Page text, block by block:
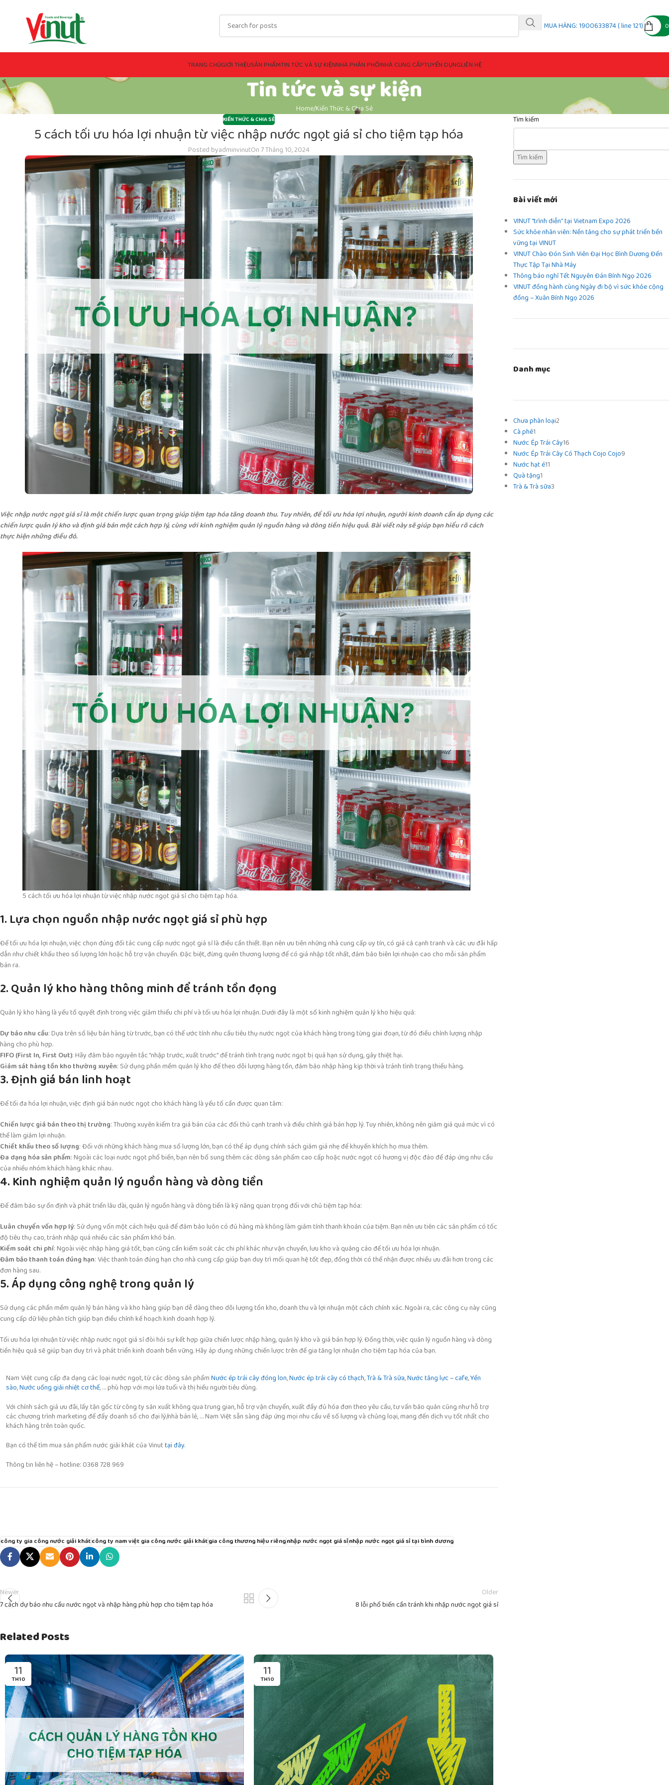
MUA HÀNG: 1900633874 ( line 121)
TRANG CHỦGIỚI THIỆUSẢN PHẨMTIN TỨC VÀ SỰ KIỆNNHÀ PHÂN PHỐINHÀ CUNG CẤPTUYỂN DỤNGLIÊN HỆ
Tin tức và sự kiện
HomeKiến Thức & Chia Sẻ
KIẾN THỨC & CHIA SẺ
5 cách tối ưu hóa lợi nhuận từ việc nhập nước ngọt giá sỉ cho tiệm tạp hóa
Posted byadminvinutOn 7 Tháng 10, 2024
Việc nhập nước ngọt giá sỉ là một chiến lược quan trọng giúp tiệm tạp hóa tăng doanh thu. Tuy nhiên, để tối ưu hóa lợi nhuận, người kinh doanh cần áp dụng các
chiến lược quản lý kho và định giá bán một cách hợp lý, cùng với kinh nghiệm quản lý nguồn hàng và dòng tiền hiệu quả. Bài viết này sẽ giúp bạn hiểu rõ cách
thực hiện những điều đó.
5 cách tối ưu hóa lợi nhuận từ việc nhập nước ngọt giá sỉ cho tiệm tạp hóa.
1. Lựa chọn nguồn nhập nước ngọt giá sỉ phù hợp
Để tối ưu hóa lợi nhuận, việc chọn đúng đối tác cung cấp nước ngọt giá sỉ là điều cần thiết. Bạn nên ưu tiên những nhà cung cấp uy tín, có giá cả cạnh tranh và các ưu đãi hấp
dẫn như chiết khấu theo số lượng lớn hoặc hỗ trợ vận chuyển. Đặc biệt, đừng quên thương lượng để có giá nhập tốt nhất, đảm bảo biên lợi nhuận cao cho mỗi sản phẩm
bán ra.
2. Quản lý kho hàng thông minh để tránh tồn đọng
Quản lý kho hàng là yếu tố quyết định trong việc giảm thiểu chi phí và tối ưu hóa lợi nhuận. Dưới đây là một số kinh nghiệm quản lý kho hiệu quả:
Dự báo nhu cầu: Dựa trên số liệu bán hàng từ trước, bạn có thể ước tính nhu cầu tiêu thụ nước ngọt của khách hàng trong từng giai đoạn, từ đó điều chỉnh lượng nhập
hàng cho phù hợp.
FIFO (First In, First Out): Hãy đảm bảo nguyên tắc “nhập trước, xuất trước” để tránh tình trạng nước ngọt bị quá hạn sử dụng, gây thiệt hại.
Giám sát hàng tồn kho thường xuyên: Sử dụng phần mềm quản lý kho để theo dõi lượng hàng tồn, đảm bảo nhập hàng kịp thời và tránh tình trạng thiếu hàng.
3. Định giá bán linh hoạt
Để tối đa hóa lợi nhuận, việc định giá bán nước ngọt cho khách hàng là yếu tố cần được quan tâm:
Chiến lược giá bán theo thị trường: Thường xuyên kiểm tra giá bán của các đối thủ cạnh tranh và điều chỉnh giá bán hợp lý. Tuy nhiên, không nên giảm giá quá mức vì có
thể làm giảm lợi nhuận.
Chiết khấu theo số lượng: Đối với những khách hàng mua số lượng lớn, bạn có thể áp dụng chính sách giảm giá nhẹ để khuyến khích họ mua thêm.
Đa dạng hóa sản phẩm: Ngoài các loại nước ngọt phổ biến, bạn nên bổ sung thêm các dòng sản phẩm cao cấp hoặc nước ngọt có hương vị độc đáo để đáp ứng nhu cầu
của nhiều nhóm khách hàng khác nhau.
4. Kinh nghiệm quản lý nguồn hàng và dòng tiền
Để đảm bảo sự ổn định và phát triển lâu dài, quản lý nguồn hàng và dòng tiền là kỹ năng quan trọng đối với chủ tiệm tạp hóa:
Luân chuyển vốn hợp lý: Sử dụng vốn một cách hiệu quả để đảm bảo luôn có đủ hàng mà không làm giảm tính thanh khoản của tiệm. Bạn nên ưu tiên các sản phẩm có tốc
độ tiêu thụ cao, tránh nhập quá nhiều các sản phẩm khó bán.
Kiểm soát chi phí: Ngoài việc nhập hàng giá tốt, bạn cũng cần kiểm soát các chi phí khác như vận chuyển, lưu kho và quảng cáo để tối ưu hóa lợi nhuận.
Đảm bảo thanh toán đúng hạn: Việc thanh toán đúng hạn cho nhà cung cấp giúp bạn duy trì mối quan hệ tốt đẹp, đồng thời có thể nhận được nhiều ưu đãi hơn trong các
đơn hàng sau.
5. Áp dụng công nghệ trong quản lý
Sử dụng các phần mềm quản lý bán hàng và kho hàng giúp bạn dễ dàng theo dõi lượng tồn kho, doanh thu và lợi nhuận một cách chính xác. Ngoài ra, các công cụ này cũng
cung cấp dữ liệu phân tích giúp bạn điều chỉnh kế hoạch kinh doanh hợp lý.
Tối ưu hóa lợi nhuận từ việc nhập nước ngọt giá sỉ đòi hỏi sự kết hợp giữa chiến lược nhập hàng, quản lý kho và giá bán hợp lý. Đồng thời, việc quản lý nguồn hàng và dòng
tiền hiệu quả sẽ giúp bạn duy trì và phát triển kinh doanh bền vững. Hãy áp dụng những chiến lược trên để gia tăng lợi nhuận cho tiệm tạp hóa của bạn.
Nam Việt cung cấp đa dạng các loại nước ngọt, từ các dòng sản phẩmNước ép trái cây đóng lon,Nước ép trái cây có thạch,Trà & Trà sữa,Nước tăng lực – cafe,Yến
sào,Nước uống giải nhiệt cơ thể, … phù hợp với mọi lứa tuổi và thị hiếu người tiêu dùng.
Với chính sách giá ưu đãi, lấy tận gốc từ công ty sản xuất không qua trung gian, hỗ trợ vận chuyển, xuất đầy đủ hóa đơn theo yêu cầu, tư vấn bảo quản cũng như hỗ trợ
các chương trình marketing để đẩy doanh số cho đại lý/nhà bán lẻ, … Nam Việt sẵn sàng đáp ứng mọi nhu cầu về số lượng và chủng loại, mang đến dịch vụ tốt nhất cho
khách hàng trên toàn quốc.
Bạn có thể tìm mua sản phẩm nước giải khát của Vinuttại đây.
Thông tin liên hệ – hotline: 0368 728 969
công ty gia công nước giải khátcông ty nam việt gia công nước giải khátgia công thương hiệu riêngnhập nước ngọt giá sỉnhập nước ngọt giá sỉ tại bình dương
Newer
7 cách dự báo nhu cầu nước ngọt và nhập hàng phù hợp cho tiệm tạp hóa
Older
8 lỗi phổ biến cần tránh khi nhập nước ngọt giá sỉ
Related Posts
11
TH10 11
TH10
Tìm kiếm
Tìm kiếm
Bài viết mới
VINUT “trình diễn” tại Vietnam Expo 2026
Sức khỏe nhân viên: Nền tảng cho sự phát triển bền
vững tại VINUT
VINUT Chào Đón Sinh Viên Đại Học Bình Dương Đến
Thực Tập Tại Nhà Máy
Thông báo nghỉ Tết Nguyên Đán Bính Ngọ 2026
VINUT đồng hành cùng Ngày đi bộ vì sức khỏe cộng
đồng – Xuân Bính Ngọ 2026
Danh mục
Chưa phân loại2
Cà phê1
Nước Ép Trái Cây16
Nước Ép Trái Cây Có Thạch Cojo Cojo9
Nước hạt é11
Quà tặng1
Trà & Trà sữa3